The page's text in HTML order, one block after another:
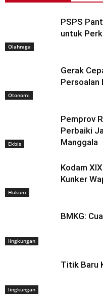
Olahraga
PSPS
untuk
Otonomi
Gerak
Persoalan
Ekbis
Pemprov
Perbaiki
Manggala
Hukum
Kodam
Kunker
lingkungan
BMKG:
lingkungan
Titik Baru